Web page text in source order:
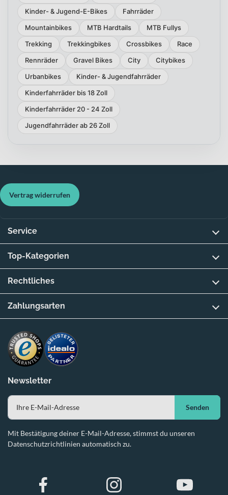
Kinder- & Jugend-E-Bikes
Fahrräder
Mountainbikes
MTB Hardtails
MTB Fullys
Trekking
Trekkingbikes Crossbikes
Race
Rennräder
Gravel Bikes City
Citybikes
Urbanbikes
Kinder- & Jugendfahrräder
Kinderfahrräder bis 18 Zoll
Kinderfahrräder 20 - 24 Zoll
Jugendfahrräder ab 26 Zoll
Newsletter
Senden
Mit Bestätigung deiner E-Mail-Adresse, stimmst du unseren
Datenschutzrichtlinien automatisch zu.
Vertrag widerrufen
Service
Top-Kategorien
Rechtliches
Zahlungsarten